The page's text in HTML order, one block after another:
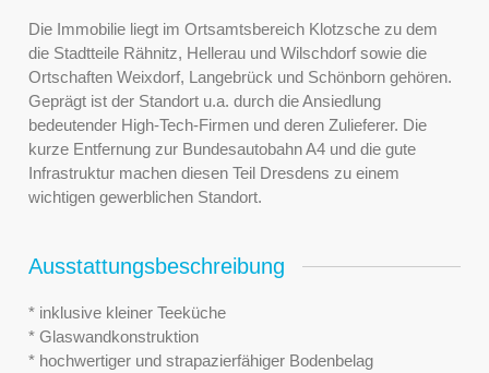
Die Immobilie liegt im Ortsamtsbereich Klotzsche zu dem
die Stadtteile Rähnitz, Hellerau und Wilschdorf sowie die
Ortschaften Weixdorf, Langebrück und Schönborn gehören.
Geprägt ist der Standort u.a. durch die Ansiedlung
bedeutender High-Tech-Firmen und deren Zulieferer. Die
kurze Entfernung zur Bundesautobahn A4 und die gute
Infrastruktur machen diesen Teil Dresdens zu einem
wichtigen gewerblichen Standort.
Ausstattungsbeschreibung
* inklusive kleiner Teeküche
* Glaswandkonstruktion
* hochwertiger und strapazierfähiger Bodenbelag